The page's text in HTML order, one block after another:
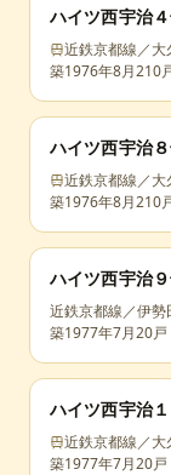
ハイツ西宇治
近鉄京都線／
築1976年8月210
ハイツ西宇治
近鉄京都線／
築1976年8月210
ハイツ西宇治
近鉄京都線／伊
築1977年7月20戸
ハイツ西宇治
近鉄京都線／
築1977年7月20戸